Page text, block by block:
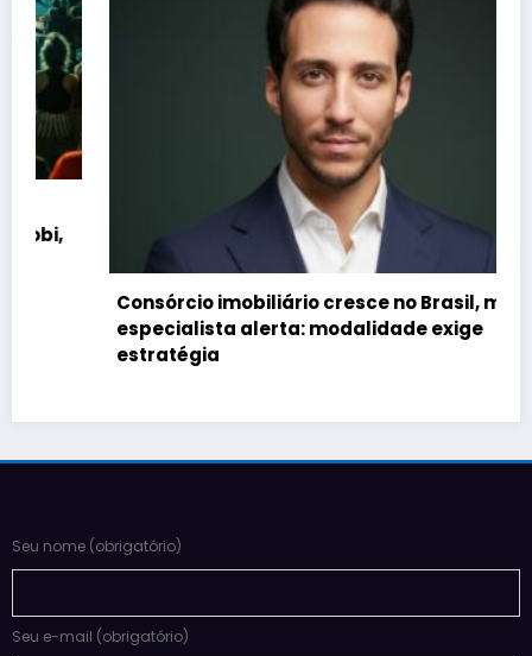
Consórcio imobiliário cresce no Brasil, mas
especialista alerta: modalidade exige
estratégia
Seu nome (obrigatório)
Seu e-mail (obrigatório)